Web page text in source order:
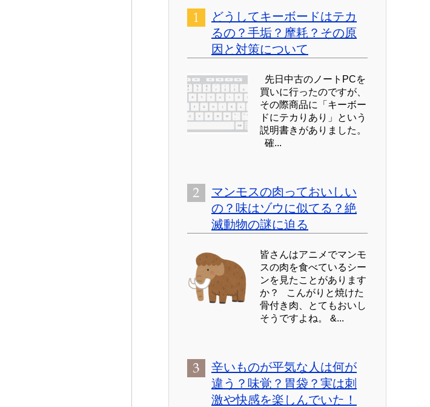
どうしてキーボードはテカ
るの？手垢？摩耗？その原
因と対策について
先日中古のノートPCを
買いに行ったのですが、
その際商品に「キーボー
ドにテカりあり」という
説明書きがありました。
確...
マンモスの肉っておいしい
の？味はゾウに似てる？絶
滅動物の謎に迫る
皆さんはアニメでマンモ
スの肉を食べているシー
ンを見たことがあります
か？ こんがりと焼けた
骨付き肉、とてもおいし
そうですよね。 &...
辛いものが平気な人は何が
違う？味覚？胃袋？実は刺
激や快感を楽しんでいた！